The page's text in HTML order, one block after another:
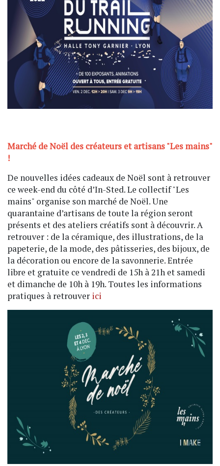
Marché de Noël des créateurs et artisans "Les mains"
!
De nouvelles idées cadeaux de Noël sont à retrouver
ce week-end du côté d’In-Sted. Le collectif "Les
mains" organise son marché de Noël. Une
quarantaine d’artisans de toute la région seront
présents et des ateliers créatifs sont à découvrir. A
retrouver : de la céramique, des illustrations, de la
papeterie, de la mode, des pâtisseries, des bijoux, de
la décoration ou encore de la savonnerie. Entrée
libre et gratuite ce vendredi de 15h à 21h et samedi
et dimanche de 10h à 19h. Toutes les informations
pratiques à retrouver ici